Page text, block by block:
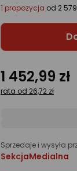
1 propozycja od 2
1 452,99 zł
rata od 26,72 zł
Sprzedaje i wysyła
SekcjaMedialna